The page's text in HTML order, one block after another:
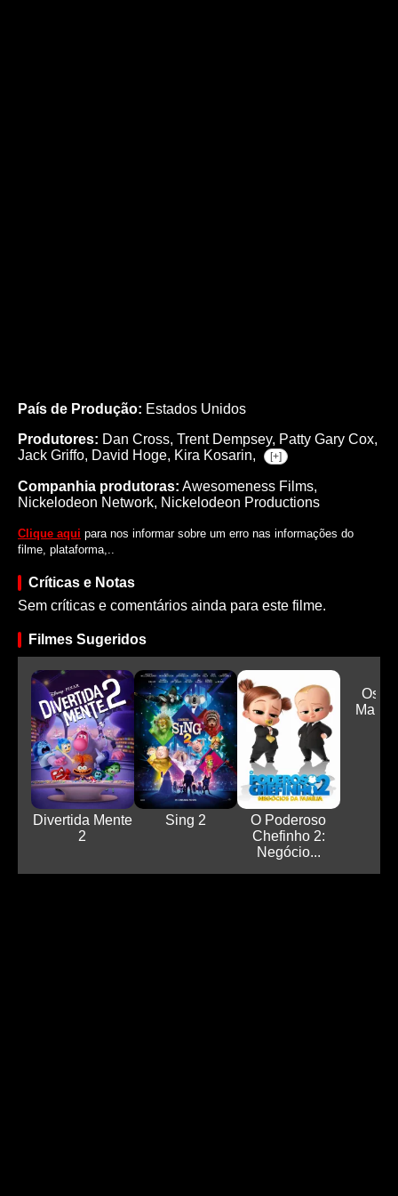
País de Produção: Estados Unidos
Produtores: Dan Cross, Trent Dempsey, Patty Gary Cox,
Jack Griffo, David Hoge, Kira Kosarin, [+]
Companhia produtoras: Awesomeness Films,
Nickelodeon Network, Nickelodeon Productions
Clique aqui para nos informar sobre um erro nas informações do
filme, plataforma,..
Críticas e Notas
Sem críticas e comentários ainda para este filme.
Filmes Sugeridos
Divertida Mente
2
Sing 2
O Poderoso
Chefinho 2:
Negócio...
Os